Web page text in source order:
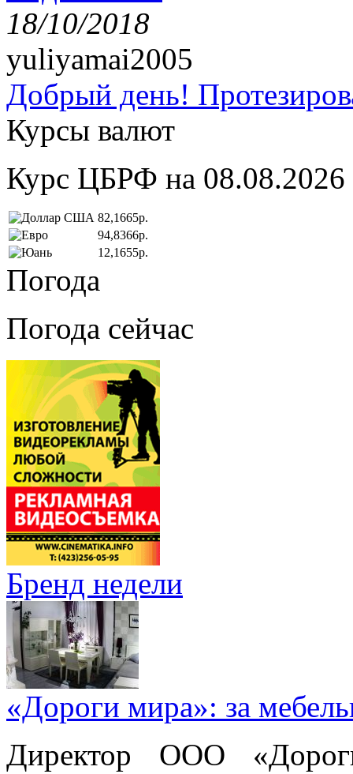
18/10/2018
yuliyamai2005
Добрый день!
Курсы валют
Курс ЦБРФ на 08.08.2026
82,1665р.
94,8366р.
12,1655р.
Погода
Погода сейчас
Бренд недели
«Дороги мира»: за
Директор ООО